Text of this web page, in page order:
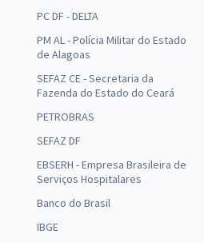
PC DF - DELTA
PM AL - Polícia Militar do Estado
de Alagoas
SEFAZ CE - Secretaria da
Fazenda do Estado do Ceará
PETROBRAS
SEFAZ DF
EBSERH - Empresa Brasileira de
Serviços Hospitalares
Banco do Brasil
IBGE